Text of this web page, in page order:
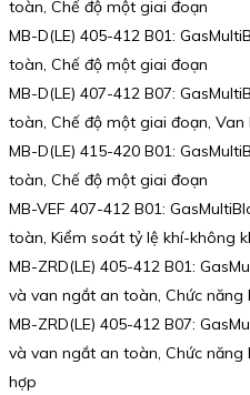
toàn, Chế độ một giai đoạn
MB-D(LE) 405-412 B01:
toàn, Chế độ một giai đoạn
MB-D(LE) 407-412 B07:
toàn, Chế độ một giai đoạn, Van
MB-D(LE) 415-420 B01:
toàn, Chế độ một giai đoạn
MB-VEF 407-412 B01:
toàn, Kiểm soát tỷ lệ khí-không
MB-ZRD(LE) 405-412 B01:
và van ngắt an toàn, Chức năng
MB-ZRD(LE) 405-412 B07:
và van ngắt an toàn, Chức
hợp